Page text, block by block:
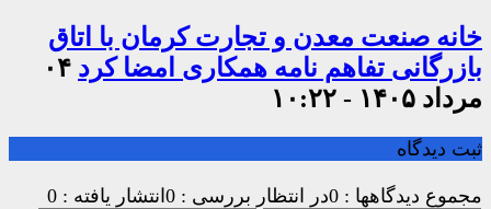
خانه صنعت معدن و تجارت کرمان با اتاق
بازرگانی تفاهم نامه همکاری امضا کرد ۰۴
مرداد ۱۴۰۵ - ۱۰:۲۲
ثبت دیدگاه
مجموع دیدگاهها : 0 در انتظار بررسی : 0 انتشار یافته : 0